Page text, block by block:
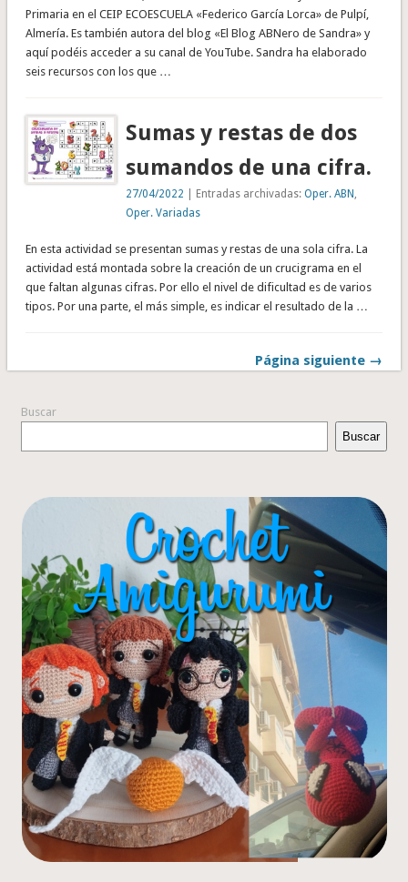
Primaria en el CEIP ECOESCUELA «Federico García Lorca» de Pulpí,
Almería. Es también autora del blog «El Blog ABNero de Sandra» y
aquí podéis acceder a su canal de YouTube. Sandra ha elaborado
seis recursos con los que …
Sumas y restas de dos
sumandos de una cifra.
27/04/2022 | Entradas archivadas:Oper. ABN
Oper. Variadas
En esta actividad se presentan sumas y restas de una sola cifra. La
actividad está montada sobre la creación de un crucigrama en el
que faltan algunas cifras. Por ello el nivel de dificultad es de varios
tipos. Por una parte, el más simple, es indicar el resultado de la …
Página siguiente →
Buscar
Buscar